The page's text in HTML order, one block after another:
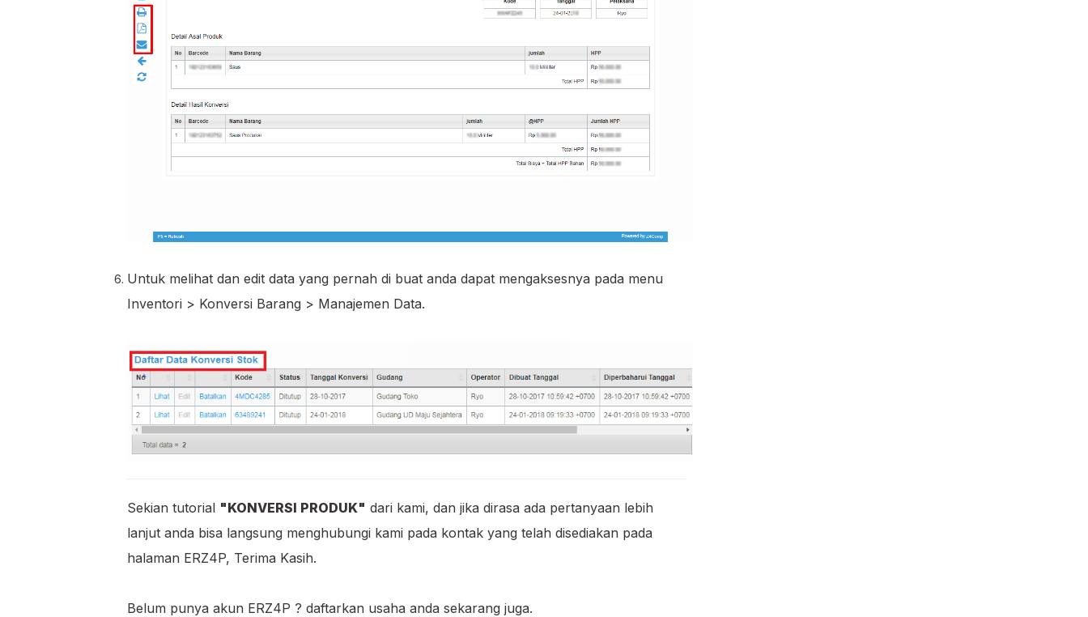
Untuk melihat dan edit data yang pernah di buat anda dapat mengaksesnya pada menu
Inventori > Konversi Barang > Manajemen Data.
Sekian tutorial "KONVERSI PRODUK" dari kami, dan jika dirasa ada pertanyaan lebih
lanjut anda bisa langsung menghubungi kami pada kontak yang telah disediakan pada
halaman ERZ4P, Terima Kasih.
Belum punya akun ERZ4P ? daftarkan usaha anda sekarang juga.